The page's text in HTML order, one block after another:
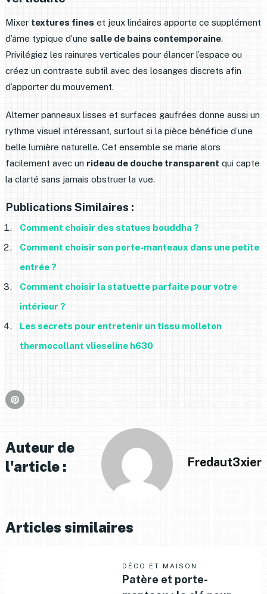
Mixer textures fineset jeux linéaires apporte ce supplément
d’âme typique d’une salle de bains contemporaine.
Privilégiez les rainures verticales pour élancer l’espace ou
créez un contraste subtil avec des losanges discrets afin
d’apporter du mouvement.
Alterner panneaux lisses et surfaces gaufrées donne aussi un
rythme visuel intéressant, surtout si la pièce bénéficie d’une
belle lumière naturelle. Cet ensemble se marie alors
facilement avec un rideau de douche transparent qui capte
la clarté sans jamais obstruer la vue.
Publications Similaires :
Comment choisir des statues bouddha ?
Comment choisir son porte-manteaux dans une petite
entrée ?
Comment choisir la statuette parfaite pour votre
intérieur ?
Les secrets pour entretenir un tissu molleton
thermocollant vlieseline h630
Auteur de
l'article :
Fredaut3xier
Articles similaires
DÉCO ET MAISON
Patère et porte-